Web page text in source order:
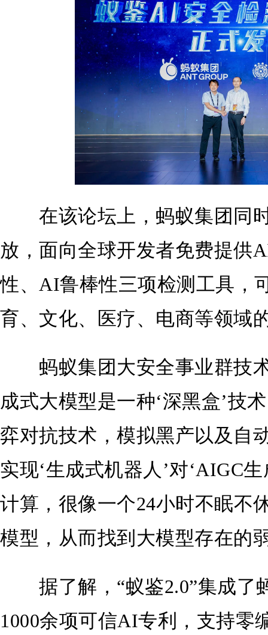
在该论坛上，蚂蚁集团同时
放，面向全球开发者免费提供
性、AI鲁棒性三项检测工具，
育、文化、医疗、电商等领域
蚂蚁集团大安全事业群技术
成式大模型是一种‘深黑盒’技
弈对抗技术，模拟黑产以及自
实现‘生成式机器人’对‘AIGC
计算，很像一个24小时不眠不
模型，从而找到大模型存在的
据了解，“蚁鉴2.0”集成了
1000余项可信AI专利，支持零